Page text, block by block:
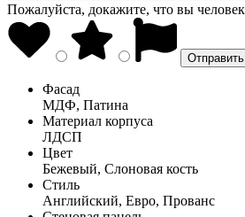
Пожалуйста, докажите, что вы
Фасад
МДФ, Патина
Материал корпуса
ЛДСП
Цвет
Бежевый, Слоновая кость
Стиль
Английский, Евро, Прованс